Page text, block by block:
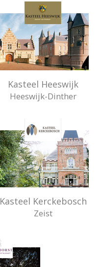
Kasteel Heeswijk
Heeswijk-Dinther
Kasteel Kerckebosch
Zeist